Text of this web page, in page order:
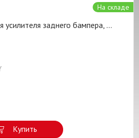
На складе
заднего бампера, ...
Купить